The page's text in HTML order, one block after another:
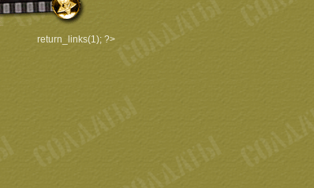
return_links(1); ?>